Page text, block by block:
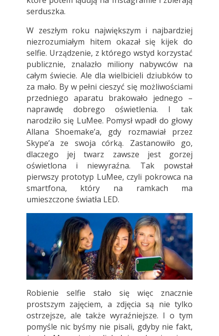
serduszka.
W zeszłym roku największym i najbardziej
niezrozumiałym hitem okazał się kijek do
selfie. Urządzenie, z którego wstyd korzystać
publicznie, znalazło miliony nabywców na
całym świecie. Ale dla wielbicieli dziubków to
za mało. By w pełni cieszyć się możliwościami
przedniego aparatu brakowało jednego –
naprawdę dobrego oświetlenia. I tak
narodziło się LuMee. Pomysł wpadł do głowy
Allana Shoemake’a, gdy rozmawiał przez
Skype’a ze swoja córką. Zastanowiło go,
dlaczego jej twarz zawsze jest gorzej
oświetlona i niewyraźna. Tak powstał
pierwszy prototyp LuMee, czyli pokrowca na
smartfona, który na ramkach ma
umieszczone światła LED.
Robienie selfie stało się więc znacznie
prostszym zajęciem, a zdjęcia są nie tylko
ostrzejsze, ale także wyraźniejsze. I o tym
pomyśle nic byśmy nie pisali, gdyby nie fakt,